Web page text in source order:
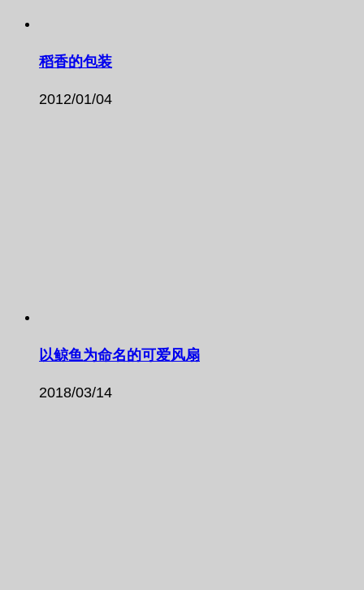
稻香的包装
2012/01/04
以鲸鱼为命名的可爱风扇
2018/03/14